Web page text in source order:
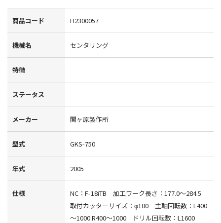
商品コード H2300057
機械名 センタリング
特徴
ステータス
メーカー 関ヶ原製作所
型式 GKS-750
年式 2005
仕様
NC：F-18iTB 加工ワーク長さ：177.0～284.5
取付カッターサイズ：φ100 主軸回転数：L400
～1000 R400～1000 ドリル回転数：L1600